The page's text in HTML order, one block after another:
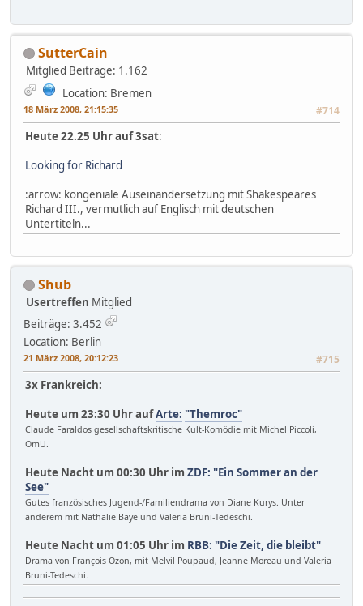
SutterCain
Mitglied Beiträge: 1.162
Location: Bremen
18 März 2008, 21:15:35 #714
Heute 22.25 Uhr auf 3sat:
Looking for Richard
:arrow: kongeniale Auseinandersetzung mit Shakespeares
Richard III., vermutlich auf Englisch mit deutschen
Untertiteln...
Shub
Usertreffen Mitglied
Beiträge: 3.452
Location: Berlin
21 März 2008, 20:12:23 #715
3x Frankreich:
Heute um 23:30 Uhr aufArte: "Themroc"
Claude Faraldos gesellschaftskritische Kult-Komödie mit Michel Piccoli,
OmU.
Heute Nacht um 00:30 Uhr im ZDF: "Ein Sommer an der
See"
Gutes französisches Jugend-/Familiendrama von Diane Kurys. Unter
anderem mit Nathalie Baye und Valeria Bruni-Tedeschi.
Heute Nacht um 01:05 Uhr im RBB: "Die Zeit, die bleibt"
Drama von François Ozon, mit Melvil Poupaud, Jeanne Moreau und Valeria
Bruni-Tedeschi.